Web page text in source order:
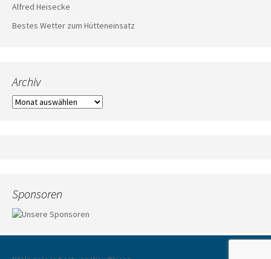
Alfred Heisecke
Bestes Wetter zum Hütteneinsatz
Archiv
Archiv
Sponsoren